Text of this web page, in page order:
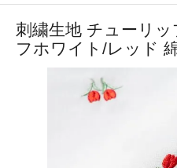
刺繍生地 チューリ
フホワイト/レッド